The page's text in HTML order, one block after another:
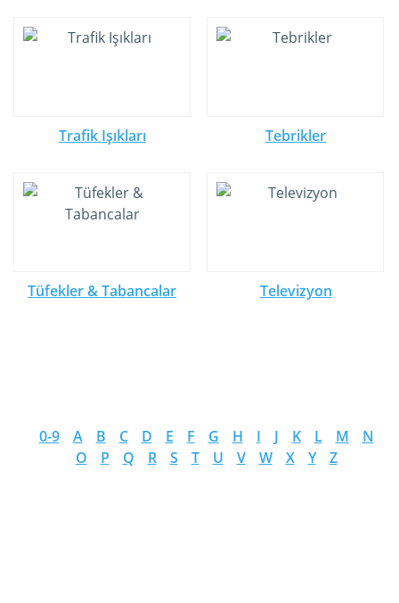
Trafik Işıkları Tebrikler
Tüfekler & Tabancalar Televizyon
0-9 A B C D E F G H I J K L M
N
O
P Q R S T U V W X Y Z